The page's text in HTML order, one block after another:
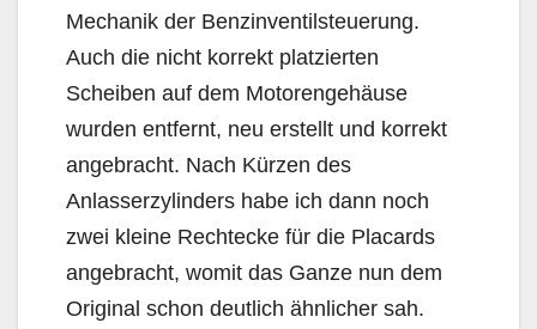
Mechanik der Benzinventilsteuerung.
Auch die nicht korrekt platzierten
Scheiben auf dem Motorengehäuse
wurden entfernt, neu erstellt und korrekt
angebracht. Nach Kürzen des
Anlasserzylinders habe ich dann noch
zwei kleine Rechtecke für die Placards
angebracht, womit das Ganze nun dem
Original schon deutlich ähnlicher sah.